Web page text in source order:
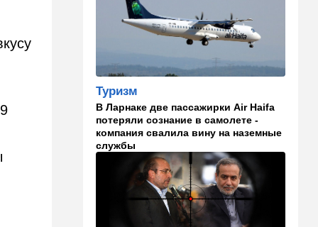
14:18 Мнения
Почему этот поступок
Альцгеймер начинается не
там, где думали: ученые
нашли возможный источник
болезни
В мире
Палестинская
администрация проиграла
очередную судебную битву
Туризм
В Ларнаке две пассажирки Air Haifa
потеряли сознание в самолете -
компания свалила вину на наземные
службы